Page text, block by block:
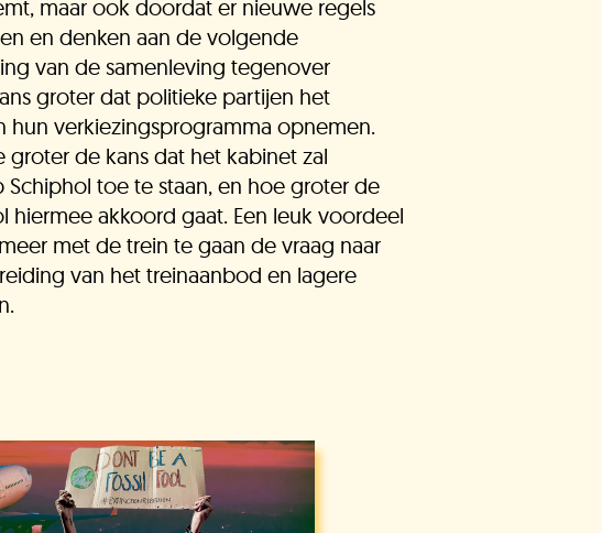
maar ook doordat er nieuwe regels
en denken aan de volgende
van de samenleving tegenover
groter dat politieke partijen het
verkiezingsprogramma opnemen.
de kans dat het kabinet zal
toe te staan, en hoe groter de
hiermee akkoord gaat. Een leuk voordeel
met de trein te gaan de vraag naar
van het treinaanbod en lagere
Heb je het antwoord dat je zocht
niet gevonden?
Stel je
vraag
In
behandeling